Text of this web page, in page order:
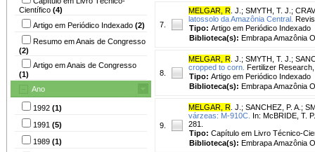
Científico (4)
Artigo em Periódico Indexado (2)
Resumo em Anais de Congresso
(2)
Artigo em Anais de Congresso
(1)
Ano
1992 (1)
1991 (5)
1989 (1)
7.
MELGAR, R . J. ; SMYTH, T. J. ;
latossolo da Amazônia Central.
Tipo: Artigo em Periódico Indexado
Biblioteca(s): Embrapa Amazônia
8.
MELGAR, R . J. ; SMYTH, T. J. ;
cropped to corn. Fertilizer
Tipo: Artigo em Periódico Indexado
Biblioteca(s): Embrapa Amazônia
9.
MELGAR, R . J. ; SANCHEZ, P. A. ;
várzeas: M-910C. In: McBRIDE, T.
281.
Tipo: Capítulo em Livro Técnico-
Biblioteca(s): Embrapa Amazônia